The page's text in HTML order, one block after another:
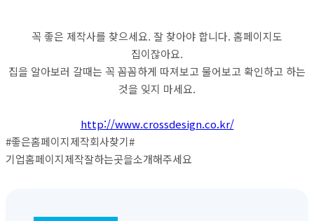
꼭 좋은 제작사를 찾으세요. 잘 찾아야 합니다. 홈페이지도
집이잖아요.
집을 알아보러 갈때는 꼭 꼼꼼하게 따져보고 물어보고 확인하고 하는
것을 잊지 마세요.
http://www.crossdesign.co.kr/
#좋은홈페이지제작회사찾기#
기업홈페이지제작잘하는곳을소개해주세요